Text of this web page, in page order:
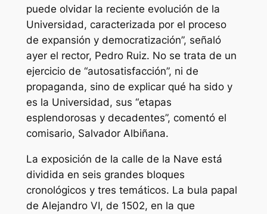
puede olvidar la reciente evolución de la
Universidad, caracterizada por el proceso
de expansión y democratización”, señaló
ayer el rector, Pedro Ruiz. No se trata de un
ejercicio de “autosatisfacción”, ni de
propaganda, sino de explicar qué ha sido y
es la Universidad, sus “etapas
esplendorosas y decadentes”, comentó el
comisario, Salvador Albiñana.
La exposición de la calle de la Nave está
dividida en seis grandes bloques
cronológicos y tres temáticos. La bula papal
de Alejandro VI, de 1502, en la que